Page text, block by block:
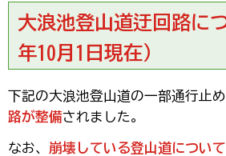
大浪池登山道迂回路に
年10月1日現在）
下記の大浪池登山道の一部通行止め
路が整備されました。
なお、 崩壊している登山道につい